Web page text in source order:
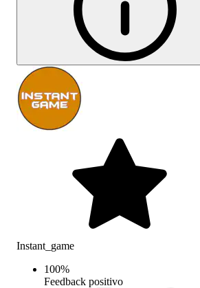
Instant_game
100%
Feedback positivo